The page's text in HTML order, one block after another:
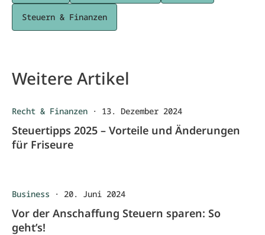
Steuern & Finanzen
Weitere Artikel
Recht & Finanzen · 13. Dezember 2024
Steuertipps 2025 – Vorteile und Änderungen
für Friseure
Business · 20. Juni 2024
Vor der Anschaffung Steuern sparen: So
geht’s!